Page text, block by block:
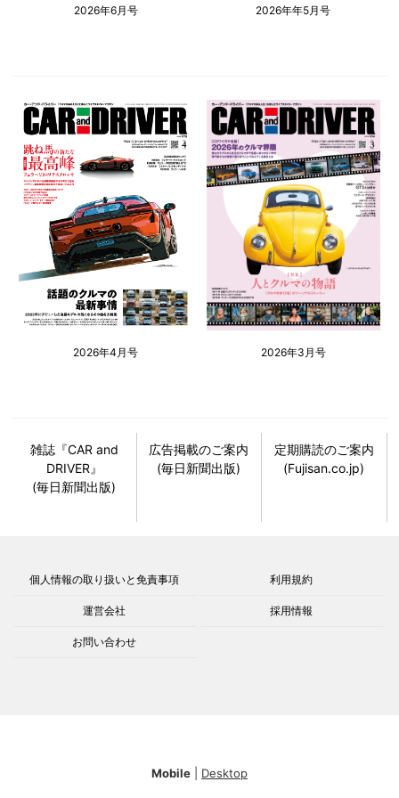
2026年6月号 2026年年5月号
2026年4月号 2026年3月号
雑誌『CAR and
DRIVER』
(毎日新聞出版)
広告掲載のご案内
(毎日新聞出版)
定期購読のご案内
(Fujisan.co.jp)
個人情報の取り扱いと免責事項 利用規約
運営会社 採用情報
お問い合わせ
Mobile Desktop